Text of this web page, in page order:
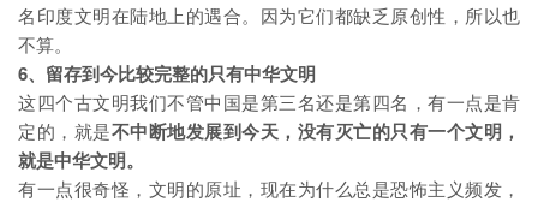
名印度文明在陆地上的遇合。因为它们都缺乏原创性，所以也
不算。
6、留存到今比较完整的只有中华文明
这四个古文明我们不管中国是第三名还是第四名，有一点是肯
定的，就是不中断地发展到今天，没有灭亡的只有一个文明，
就是中华文明。
有一点很奇怪，文明的原址，现在为什么总是恐怖主义频发，